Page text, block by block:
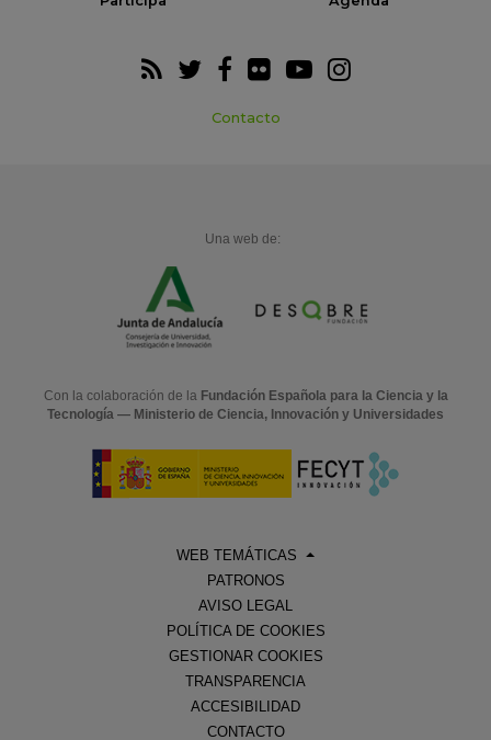
Contacto
Una web de:
Con la colaboración de la Fundación Española para la Ciencia y la
Tecnología — Ministerio de Ciencia, Innovación y Universidades
WEB TEMÁTICAS
PATRONOS
AVISO LEGAL
POLÍTICA DE COOKIES
GESTIONAR COOKIES
TRANSPARENCIA
ACCESIBILIDAD
CONTACTO